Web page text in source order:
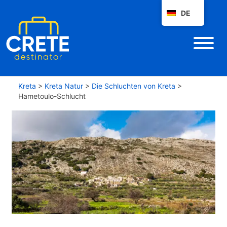
Kreta > Kreta Natur > Die Schluchten von Kreta >
Hametoulo-Schlucht
DE